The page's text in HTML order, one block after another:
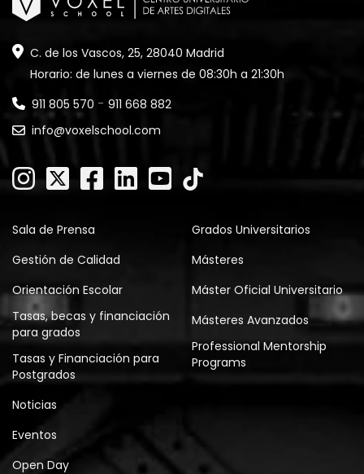
C. de los Vascos, 25, 28040 Madrid
Horario: de lunes a viernes de 08:30h a 21:30h
911 805 570 - 911 668 882
info@voxelschool.com
Sala de Prensa
Gestión de Calidad
Orientación Escolar
Tasas, becas y financiación
para grados
Tasas y Financiación para
Postgrados
Grados Universitarios
Másteres
Máster Oficial Universitario
Másteres Avanzados
Professional Mentorship
Programs
Noticias
Eventos
Open Day